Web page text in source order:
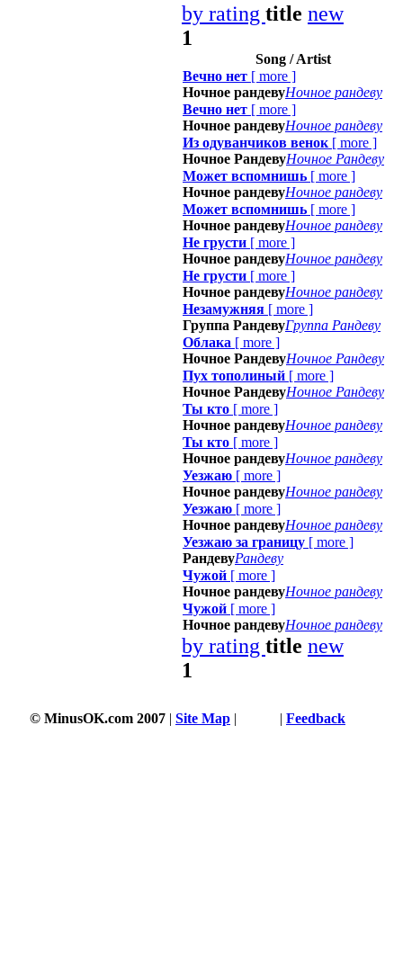
by rating title new
1
Song / Artist
Вечно нет [ more ]
Ночное рандевуНочное рандеву
Вечно нет [ more ]
Ночное рандевуНочное рандеву
Из одуванчиков венок [ more ]
Ночное РандевуНочное Рандеву
Может вспомнишь [ more ]
Ночное рандевуНочное рандеву
Может вспомнишь [ more ]
Ночное рандевуНочное рандеву
Не грусти [ more ]
Ночное рандевуНочное рандеву
Не грусти [ more ]
Ночное рандевуНочное рандеву
Незамужняя [ more ]
Группа РандевуГруппа Рандеву
Облака [ more ]
Ночное РандевуНочное Рандеву
Пух тополиный [ more ]
Ночное РандевуНочное Рандеву
Ты кто [ more ]
Ночное рандевуНочное рандеву
Ты кто [ more ]
Ночное рандевуНочное рандеву
Уезжаю [ more ]
Ночное рандевуНочное рандеву
Уезжаю [ more ]
Ночное рандевуНочное рандеву
Уезжаю за границу [ more ]
РандевуРандеву
Чужой [ more ]
Ночное рандевуНочное рандеву
Чужой [ more ]
Ночное рандевуНочное рандеву
by rating title new
1
© MinusOK.com 2007 | Site Map | | Feedback